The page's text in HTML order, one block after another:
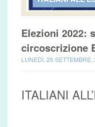
Elezioni 2022:
circoscrizione
LUNEDÌ, 26 SETTEMBRE,
ITALIANI